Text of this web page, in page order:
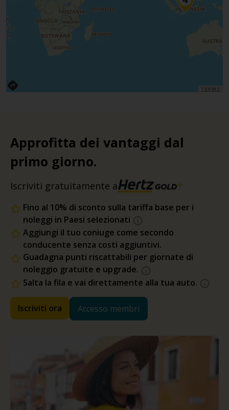
Approfitta dei vantaggi dal
primo giorno.
Iscriviti gratuitamente a
Fino al 10% di sconto sulla tariffa base per i
noleggi in Paesi selezionati
Aggiungi il tuo coniuge come secondo
conducente senza costi aggiuntivi.
Guadagna punti riscattabili per giornate di
noleggio gratuite e upgrade.
Salta la fila e vai direttamente alla tua auto.
Iscriviti ora Accesso membri